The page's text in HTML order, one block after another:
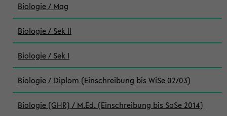
Biologie / Mag
Biologie / Sek II
Biologie / Sek I
Biologie / Diplom (Einschreibung bis WiSe 02/03)
Biologie (GHR) / M.Ed. (Einschreibung bis SoSe 2014)